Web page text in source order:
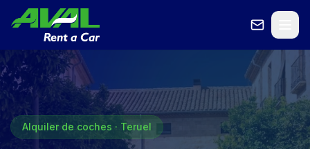
Alquiler de coches · Teruel